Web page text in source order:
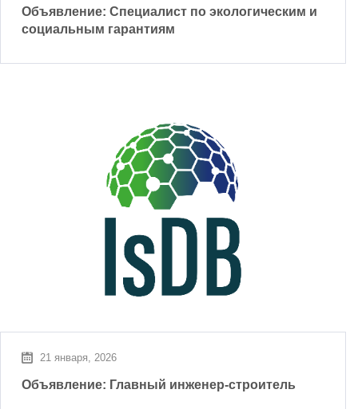
Объявление: Специалист по экологическим и
социальным гарантиям
21 января, 2026
Объявление: Главный инженер-строитель